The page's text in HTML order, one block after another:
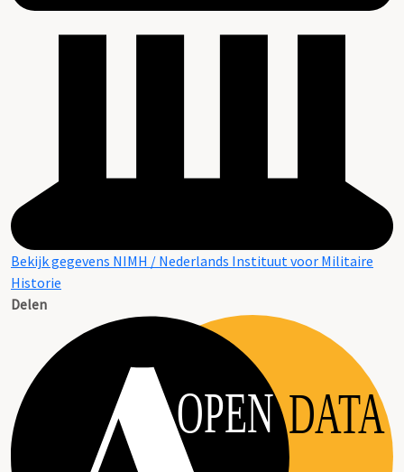
Bekijk gegevens NIMH / Nederlands Instituut voor Militaire
Historie
Delen
OPEN DATA